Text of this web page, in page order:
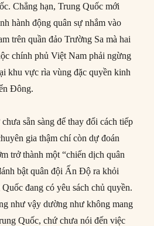
Chẳng hạn, Trung Quốc mới
hành động quân sự nhắm vào
trên quần đảo Trường Sa mà hai
chính phủ Việt Nam phải ngừng
khu vực rìa vùng đặc quyền kinh
Đông.
sẵn sàng để thay đổi cách tiếp
gia thậm chí còn dự đoán
trở thành một “chiến dịch quân
bật quân đội Ấn Độ ra khỏi
đang có yêu sách chủ quyền.
như vậy dường như không mang
Quốc, chứ chưa nói đến việc